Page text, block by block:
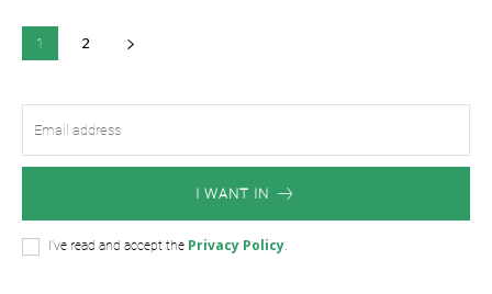
1 2
I WANT IN
I've read and accept the Privacy Policy.